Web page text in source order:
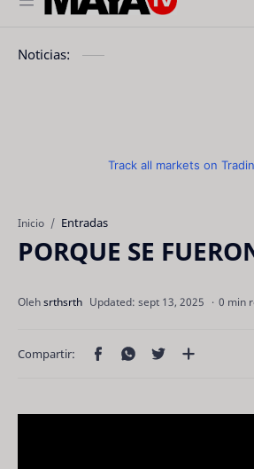
Noticias:
Track all markets on
Inicio Entradas
PORQUE SE
0 min